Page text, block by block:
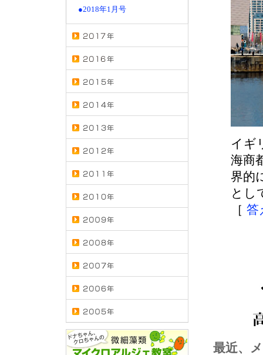
●2018年1月号
イギ
海商
界的
とし
［ 答
最近、